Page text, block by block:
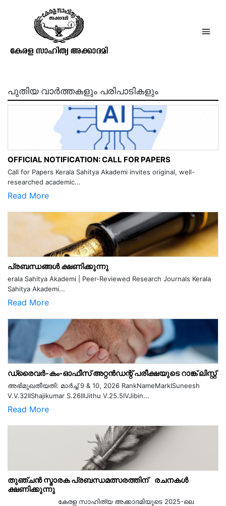
ജോസഫ് ചെറുവത്തൂർ
പുതിയ വാർത്തകളും പരിപാടികളും
OFFICIAL NOTIFICATION: CALL FOR PAPERS
Call for Papers Kerala Sahitya Akademi invites original, well-
researched academic...
Read More
പ്രബന്ധങ്ങൾ ക്ഷണിക്കുന്നു
erala Sahitya Akademi | Peer-Reviewed Research Journals Kerala
Sahitya Akademi...
Read More
ഡ്രൈവർ-കം-ഓഫീസ് അറ്റൻഡന്റ് പരീക്ഷയുടെ റാങ്ക് ലിസ്റ്റ്
അഭിമുഖതീയതി: മാർച്ച് 9 & 10, 2026 RankNameMarkISuneesh
V.V.32IIShajikumar S.26IIIJithu V.25.5IVJibin...
Read More
തുഞ്ചൻ സ്മാരക പ്രബന്ധമത്സരത്തിന് രചനകൾ
ക്ഷണിക്കുന്നു
കേരള സാഹിത്യ അക്കാദമിയുടെ 2025-ലെ